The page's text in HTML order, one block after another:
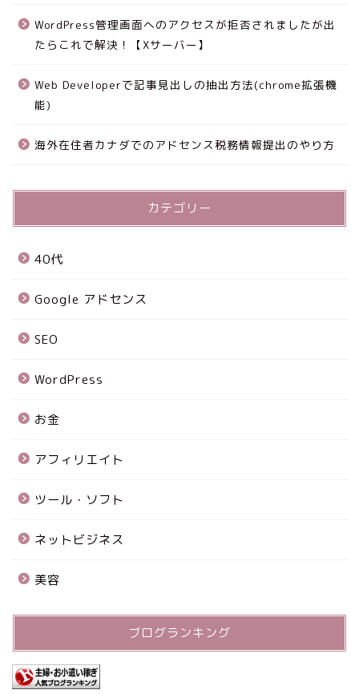
WordPress管理画面へのアクセスが拒否されましたが出
たらこれで解決！【Xサーバー】
Web Developerで記事見出しの抽出方法(chrome拡張機
能)
海外在住者カナダでのアドセンス税務情報提出のやり方
カテゴリー
40代
Google アドセンス
SEO
WordPress
お金
アフィリエイト
ツール・ソフト
ネットビジネス
美容
ブログランキング